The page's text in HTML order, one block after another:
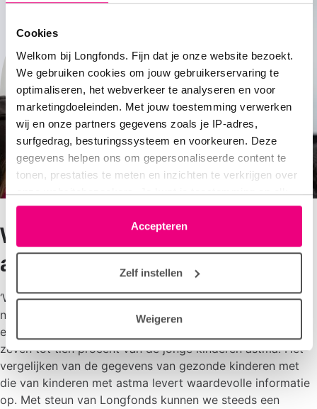
Cookies
Welkom bij Longfonds. Fijn dat je onze website bezoekt.
We gebruiken cookies om jouw gebruikerservaring te
optimaliseren, het webverkeer te analyseren en voor
marketingdoeleinden. Met jouw toestemming verwerken
wij en onze partners gegevens zoals je IP-adres,
surfgedrag, besturingssysteem en voorkeuren. Deze
gegevens helpen ons om gepersonaliseerde content te
tonen, prestaties te meten en inzichten te verkrijgen over
onze websitebezoekers. Je kunt je toestemming op elk
moment wijzigen of intrekken via het cookie-icoontje
linksonder elke pagina. De lijst met partners is te vinden
in het tabblad “details”.
Accepteren
Zelf instellen
Weigeren
Wat is er bijzonder aan jullie
aanpak?
‘We kijken niet naar kinderen die al astma hebben, maar
naar gezonde kinderen. In de loop van het onderzoek zal
een deel van hen ziek worden, want gemiddeld krijgt
zeven tot tien procent van de jonge kinderen astma. Het
vergelijken van de gegevens van gezonde kinderen met
die van kinderen met astma levert waardevolle informatie
op. Met steun van Longfonds kunnen we steeds een